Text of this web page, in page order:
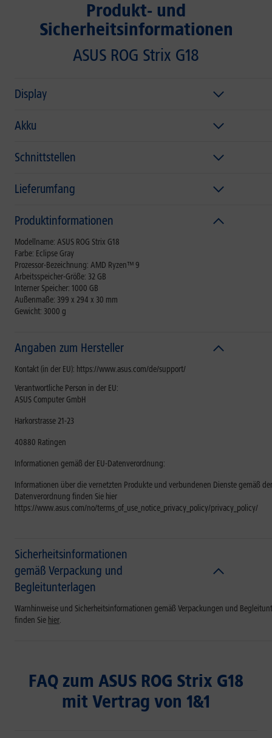
Produkt- und
Sicherheitsinformationen
ASUS ROG Strix G18
Display
Akku
Schnittstellen
Lieferumfang
Produktinformationen
Modellname: ASUS ROG Strix G18
Farbe: Eclipse Gray
Prozessor-Bezeichnung: AMD Ryzen™ 9
Arbeitsspeicher-Größe: 32 GB
Interner Speicher: 1000 GB
Außenmaße: 399 x 294 x 30 mm
Gewicht: 3000 g
Angaben zum Hersteller
Kontakt (in der EU): https://www.asus.com/de/support/
Verantwortliche Person in der EU:
ASUS Computer GmbH
Harkorstrasse 21-23
40880 Ratingen
Informationen gemäß der EU-Datenverordnung:
Informationen über die vernetzten Produkte und verbundenen Dienste gemäß
Datenverordnung finden Sie hier
https://www.asus.com/no/terms_of_use_notice_privacy_policy/privacy_policy/
Sicherheitsinformationen
gemäß Verpackung und
Begleitunterlagen
Warnhinweise und Sicherheitsinformationen gemäß Verpackungen und
finden Sie hier.
FAQ zum ASUS ROG Strix G18
mit Vertrag von 1&1